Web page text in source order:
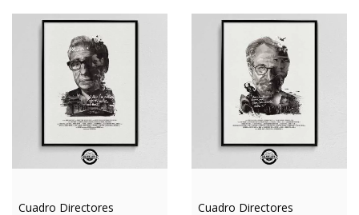
Cuadro Directores
Cuadro Directores